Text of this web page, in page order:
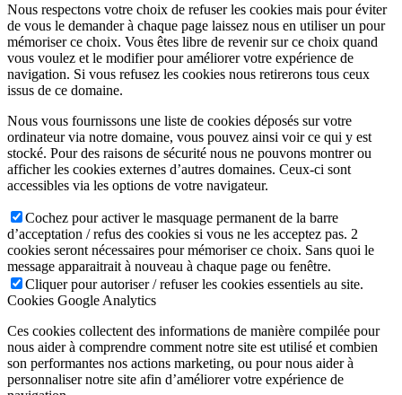
Nous respectons votre choix de refuser les cookies mais pour éviter
de vous le demander à chaque page laissez nous en utiliser un pour
mémoriser ce choix. Vous êtes libre de revenir sur ce choix quand
vous voulez et le modifier pour améliorer votre expérience de
navigation. Si vous refusez les cookies nous retirerons tous ceux
issus de ce domaine.
Nous vous fournissons une liste de cookies déposés sur votre
ordinateur via notre domaine, vous pouvez ainsi voir ce qui y est
stocké. Pour des raisons de sécurité nous ne pouvons montrer ou
afficher les cookies externes d’autres domaines. Ceux-ci sont
accessibles via les options de votre navigateur.
Cochez pour activer le masquage permanent de la barre
d’acceptation / refus des cookies si vous ne les acceptez pas. 2
cookies seront nécessaires pour mémoriser ce choix. Sans quoi le
message apparaitrait à nouveau à chaque page ou fenêtre.
Cliquer pour autoriser / refuser les cookies essentiels au site.
Cookies Google Analytics
Ces cookies collectent des informations de manière compilée pour
nous aider à comprendre comment notre site est utilisé et combien
son performantes nos actions marketing, ou pour nous aider à
personnaliser notre site afin d’améliorer votre expérience de